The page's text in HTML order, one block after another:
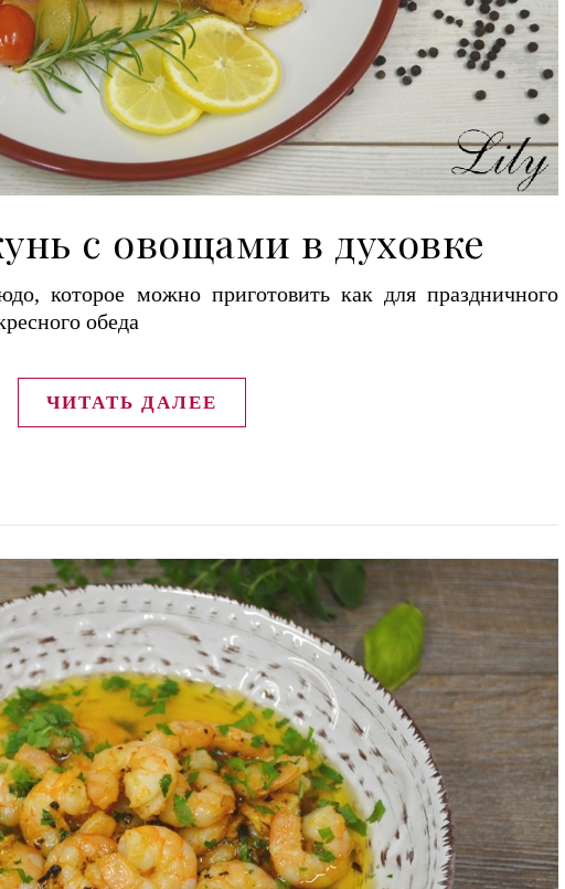
с овощами в духовке
которое можно приготовить как для праздничного
обеда
ЧИТАТЬ ДАЛЕЕ